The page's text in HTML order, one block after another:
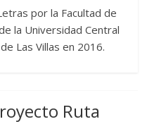
por la Facultad de
la Universidad Central
Las Villas en 2016.
Ruta